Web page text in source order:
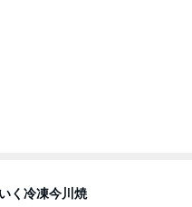
く冷凍今川焼